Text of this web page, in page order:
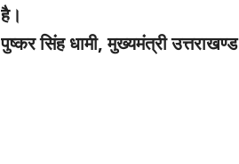
है।
पुष्कर सिंह धामी, मुख्यमंत्री उत्तराखण्ड